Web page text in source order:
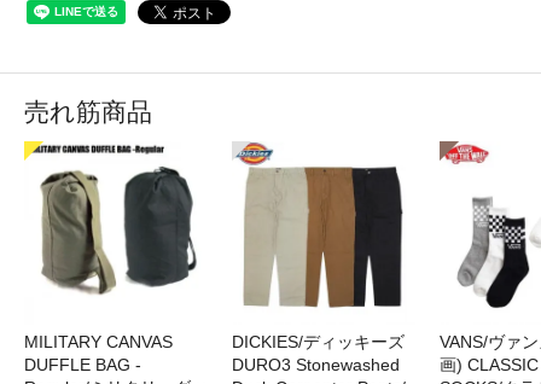
売れ筋商品
MILITARY CANVAS
DUFFLE BAG -
DICKIES/ディッキーズ
DURO3 Stonewashed
VANS/ヴァ
画)